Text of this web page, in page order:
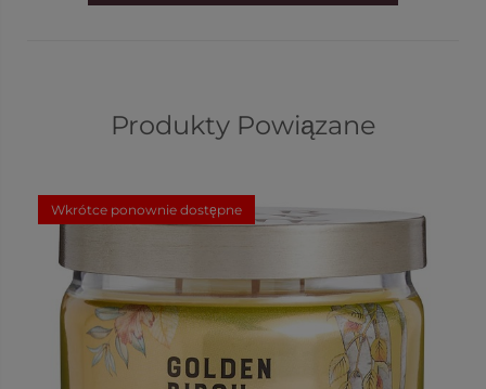
Produkty Powiązane
Wkrótce ponownie dostępne